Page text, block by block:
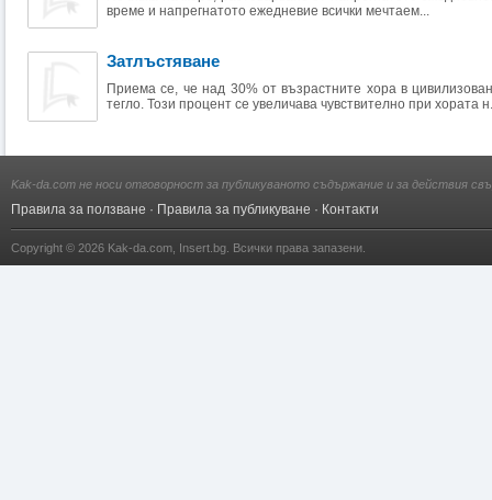
време и напрегнатото ежедневие всички мечтаем...
Затлъстяване
Приема се, че над 30% от възрастните хора в
тегло. Този процент се увеличава чувствително при хората
Kak-da.com не носи отговорност за публикуваното съдържание и за действия
Правила за ползване · Правила за публикуване · Контакти
Copyright © 2026 Kak-da.com Insert.bg . Всички права запазени.